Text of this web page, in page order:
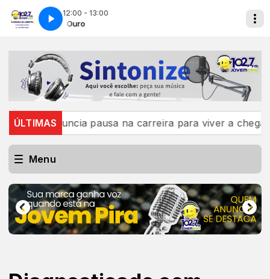
12:00 - 13:00
Era de Ouro
ÚLTIMAS
anuncia pausa na carreira para viver a chegada da
Menu